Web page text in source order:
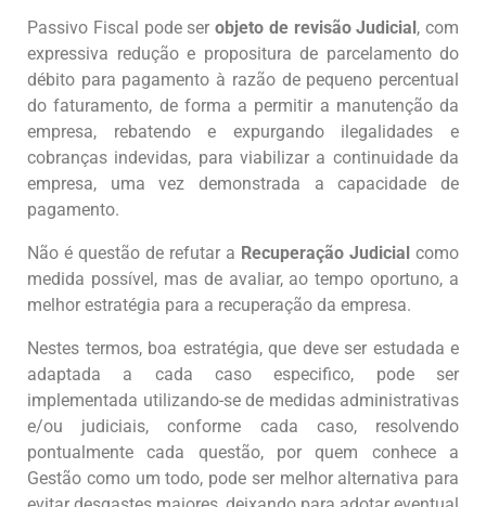
Passivo Fiscal pode ser objeto de revisão Judicial, com
expressiva redução e propositura de parcelamento do
débito para pagamento à razão de pequeno percentual
do faturamento, de forma a permitir a manutenção da
empresa, rebatendo e expurgando ilegalidades e
cobranças indevidas, para viabilizar a continuidade da
empresa, uma vez demonstrada a capacidade de
pagamento.
Não é questão de refutar a Recuperação Judicial como
medida possível, mas de avaliar, ao tempo oportuno, a
melhor estratégia para a recuperação da empresa.
Nestes termos, boa estratégia, que deve ser estudada e
adaptada a cada caso especifico, pode ser
implementada utilizando-se de medidas administrativas
e/ou judiciais, conforme cada caso, resolvendo
pontualmente cada questão, por quem conhece a
Gestão como um todo, pode ser melhor alternativa para